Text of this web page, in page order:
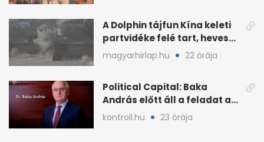
A Dolphin tájfun Kína keleti
partvidéke felé tart, heves
esőkkel
magyarhirlap.hu 22 órája
Political Capital: Baka
András előtt áll a feladat az
elnöki tekintélyért
kontroll.hu 23 órája